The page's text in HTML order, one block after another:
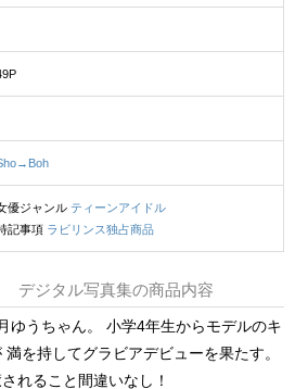
優ジャンル ティーンアイドル
記事項 ラビリンス独占商品
ジタル写真集の商品内容
ゆうちゃん。 小学4年生からモデルのキ
を持してグラビアデビューを果たす。
れること間違いなし！